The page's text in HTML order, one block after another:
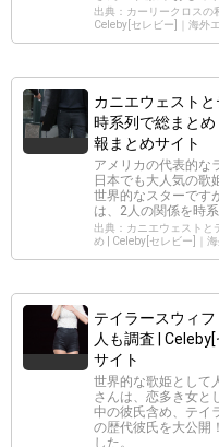
出典：カーリークロスの
Celeby[セレビー]｜海外
カニエウェスト
時系列で総まと
報まとめサイト
アメリカの代表的な
日本でも大人気の歌
世界的なスターです
は、2人の関係を時
出典：カニエウェストと
め | Celeby[セレビー]｜
テイラースウィ
人も調査 |
サイト
世界的な歌姫として
さんは、恋多き女と
中の彼氏含め、テイ
の歴代彼氏を大公開
した。